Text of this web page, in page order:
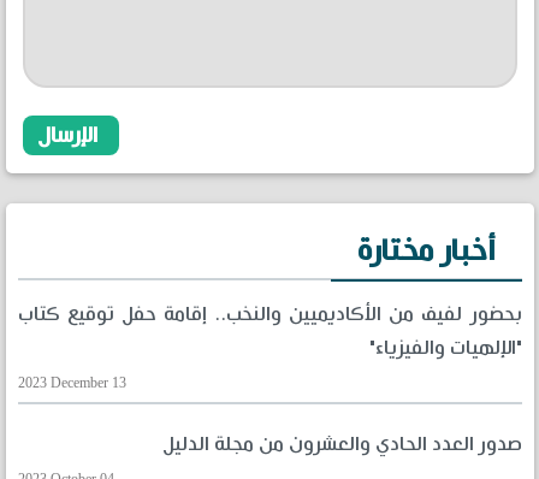
أخبار مختارة
بحضور لفيف من الأكاديميين والنخب.. إقامة حفل توقيع كتاب
"الإلهيات والفيزياء"
2023 December 13
صدور العدد الحادي والعشرون من مجلة الدليل